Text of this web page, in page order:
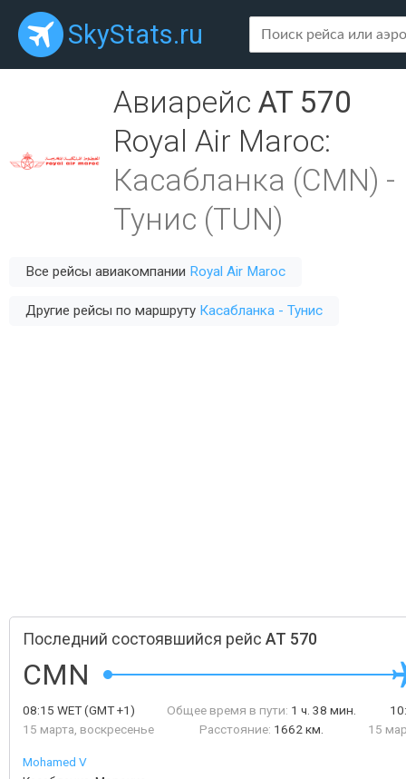
SkyStats.ru
Авиарейс AT 570
Royal Air Maroc:
Касабланка (CMN) -
Тунис (TUN)
Все рейсы авиакомпании Royal Air Maroc
Другие рейсы по маршруту Касабланка - Тунис
Последний состоявшийся рейс AT 570
CMN
08:15 WET(GMT +1)
15 марта, воскресенье
Общее время в пути: 1 ч. 38 мин.
Расстояние: 1662 км.
15
Mohamed V